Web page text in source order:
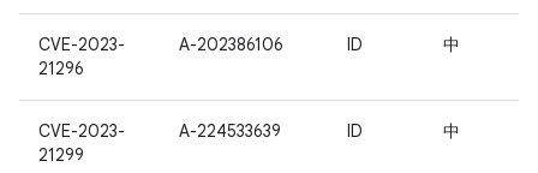
CVE-2023-
21296
A-202386106 ID 中
CVE-2023-
21299
A-224533639 ID 中